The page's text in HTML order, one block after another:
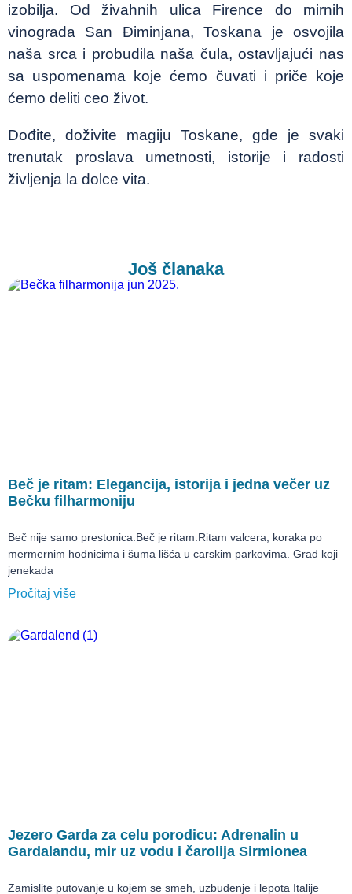
izobilja. Od živahnih ulica Firence do mirnih
vinograda San Điminjana, Toskana je osvojila
naša srca i probudila naša čula, ostavljajući nas
sa uspomenama koje ćemo čuvati i priče koje
ćemo deliti ceo život.
Dođite, doživite magiju Toskane, gde je svaki
trenutak proslava umetnosti, istorije i radosti
življenja la dolce vita.
Još članaka
Beč je ritam: Elegancija, istorija i jedna večer uz
Bečku filharmoniju
Beč nije samo prestonica.Beč je ritam.Ritam valcera, koraka po
mermernim hodnicima i šuma lišća u carskim parkovima. Grad koji
jenekada
Pročitaj više
Jezero Garda za celu porodicu: Adrenalin u
Gardalandu, mir uz vodu i čarolija Sirmionea
Zamislite putovanje u kojem se smeh, uzbuđenje i lepota Italije